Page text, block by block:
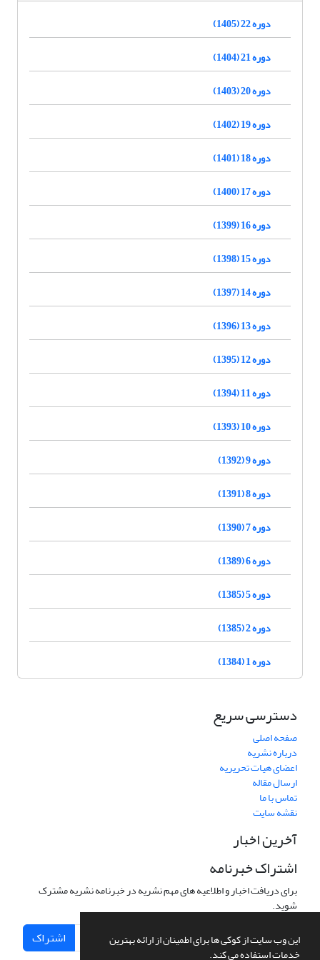
این وب سایت از کوکی ها برای اطمینان از ارائه بهترین
خدمات استفاده می کند.
دوره 22 (1405)
دوره 21 (1404)
دوره 20 (1403)
دوره 19 (1402)
دوره 18 (1401)
دوره 17 (1400)
دوره 16 (1399)
دوره 15 (1398)
دوره 14 (1397)
دوره 13 (1396)
دوره 12 (1395)
دوره 11 (1394)
دوره 10 (1393)
دوره 9 (1392)
دوره 8 (1391)
دوره 7 (1390)
دوره 6 (1389)
دوره 5 (1385)
دوره 2 (1385)
دوره 1 (1384)
دسترسی سریع
صفحه اصلی
درباره نشریه
اعضای هیات تحریریه
ارسال مقاله
تماس با ما
نقشه سایت
آخرین اخبار
اشتراک خبرنامه
برای دریافت اخبار و اطلاعیه های مهم نشریه در خبرنامه نشریه مشترک
شوید.
اشتراک